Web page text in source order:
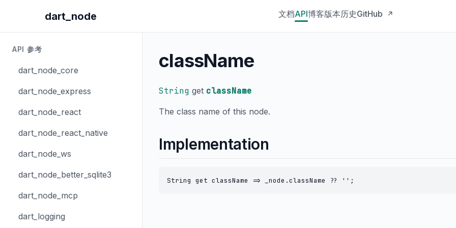
dart_node 文档API博客版本历史GitHub ↗
API 参考
dart_node_core
dart_node_express
dart_node_react
dart_node_react_native
dart_node_ws
dart_node_better_sqlite3
dart_node_mcp
dart_logging
className
String get className
The class name of this node.
Implementation
String get className => _node.className ?? '';